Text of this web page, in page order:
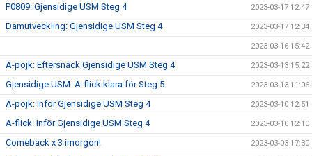
P0809: Gjensidige USM Steg 4 2023-03-17 12:47
Damutveckling: Gjensidige USM Steg 4 2023-03-17 12:34
2023-03-16 15:42
A-pojk: Eftersnack Gjensidige USM Steg 4 2023-03-13 15:22
Gjensidige USM: A-flick klara för Steg 5 2023-03-13 11:06
A-pojk: Inför Gjensidige USM Steg 4 2023-03-10 12:51
A-flick: Inför Gjensidige USM Steg 4 2023-03-10 12:10
Comeback x 3 imorgon! 2023-03-03 17:30